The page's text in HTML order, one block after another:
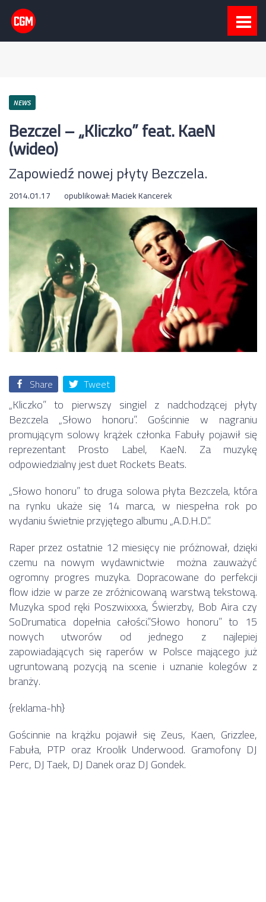
NEWS
Bezczel – „Kliczko” feat. KaeN
(wideo)
Zapowiedź nowej płyty Bezczela.
2014.01.17 opublikował:Maciek Kancerek
Share Tweet
„Kliczko” to pierwszy singiel z nadchodzącej płyty
Bezczela „Słowo honoru”. Gościnnie w nagraniu
promującym solowy krążek członka Fabuły pojawił się
reprezentant Prosto Label, KaeN. Za muzykę
odpowiedzialny jest duet Rockets Beats.
„Słowo honoru” to druga solowa płyta Bezczela, która
na rynku ukaże się 14 marca, w niespełna rok po
wydaniu świetnie przyjętego albumu „A.D.H.D.”.
Raper przez ostatnie 12 miesięcy nie próżnował, dzięki
czemu na nowym wydawnictwie można zauważyć
ogromny progres muzyka. Dopracowane do perfekcji
flow idzie w parze ze zróżnicowaną warstwą tekstową.
Muzyka spod ręki Poszwixxxa, Świerzby, Bob Aira czy
SoDrumatica dopełnia całości.”Słowo honoru” to 15
nowych utworów od jednego z najlepiej
zapowiadających się raperów w Polsce mającego już
ugruntowaną pozycją na scenie i uznanie kolegów z
branży.
{reklama-hh}
Gościnnie na krążku pojawił się Zeus, Kaen, Grizzlee,
Fabuła, PTP oraz Kroolik Underwood. Gramofony DJ
Perc, DJ Taek, DJ Danek oraz DJ Gondek.